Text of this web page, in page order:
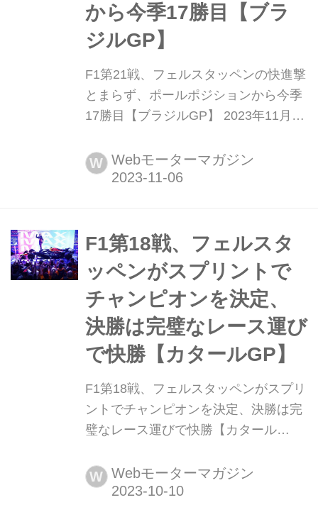
から今季17勝目【ブラ
ジルGP】
F1第21戦、フェルスタッペンの快進撃
とまらず、ポールポジションから今季
17勝目【ブラジルGP】 2023年11月5
ラジルGPがサンパウロ郊外インテル
ラゴスのアウトドローモ・ホセ・カル
勝。2位にはマクラーレンのランド・
ノリス、3位にはアストンマーティン
のフェルナンド・...
W Webモーターマガジン
F1第18戦、フェルスタ
ッペンがスプリントで
チャンピオンを決定、
決勝は完璧なレース運び
で快勝【カタールGP】
F1第18戦、フェルスタッペンがスプリ
ントでチャンピオンを決定、決勝は完
璧なレース運びで快勝【カタール
世界選手権第18戦カタールGPが首都
ドーハ近郊のルサイル・インターナシ
W Webモーターマガジン